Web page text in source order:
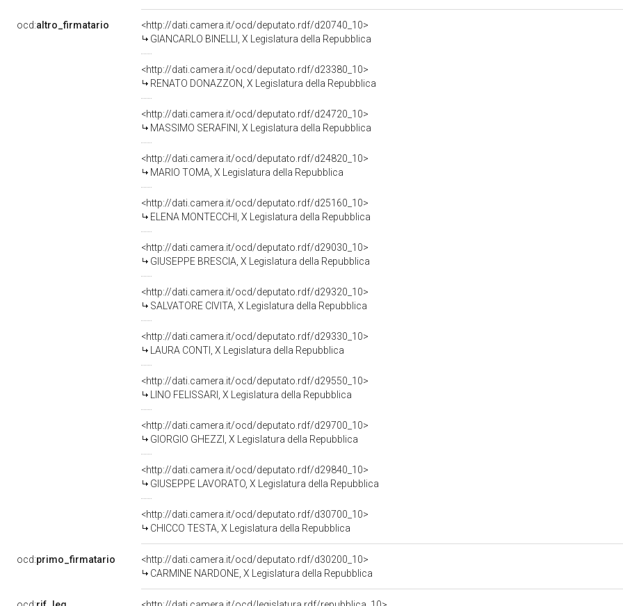
ocd:altro_firmatario
<http://dati.camera.it/ocd/deputato.rdf/d20740_10>
GIANCARLO BINELLI, X Legislatura della Repubblica
<http://dati.camera.it/ocd/deputato.rdf/d23380_10>
RENATO DONAZZON, X Legislatura della Repubblica
<http://dati.camera.it/ocd/deputato.rdf/d24720_10>
MASSIMO SERAFINI, X Legislatura della Repubblica
<http://dati.camera.it/ocd/deputato.rdf/d24820_10>
MARIO TOMA, X Legislatura della Repubblica
<http://dati.camera.it/ocd/deputato.rdf/d25160_10>
ELENA MONTECCHI, X Legislatura della Repubblica
<http://dati.camera.it/ocd/deputato.rdf/d29030_10>
GIUSEPPE BRESCIA, X Legislatura della Repubblica
<http://dati.camera.it/ocd/deputato.rdf/d29320_10>
SALVATORE CIVITA, X Legislatura della Repubblica
<http://dati.camera.it/ocd/deputato.rdf/d29330_10>
LAURA CONTI, X Legislatura della Repubblica
<http://dati.camera.it/ocd/deputato.rdf/d29550_10>
LINO FELISSARI, X Legislatura della Repubblica
<http://dati.camera.it/ocd/deputato.rdf/d29700_10>
GIORGIO GHEZZI, X Legislatura della Repubblica
<http://dati.camera.it/ocd/deputato.rdf/d29840_10>
GIUSEPPE LAVORATO, X Legislatura della Repubblica
<http://dati.camera.it/ocd/deputato.rdf/d30700_10>
CHICCO TESTA, X Legislatura della Repubblica
ocd:primo_firmatario
<http://dati.camera.it/ocd/deputato.rdf/d30200_10>
CARMINE NARDONE, X Legislatura della Repubblica